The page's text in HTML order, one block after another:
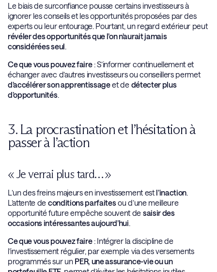
Le biais de surconfiance pousse certains investisseurs à
ignorer les conseils et les opportunités proposées par des
experts ou leur entourage. Pourtant, un regard extérieur peut
révéler des opportunités que l’on n’aurait jamais
considérées seul.
Ce que vous pouvez faire: S’informer continuellement et
échanger avec d’autres investisseurs ou conseillers permet
d’accélérer son apprentissageet de détecter plus
d’opportunités.
3. La procrastination et l’hésitation à
passer à l’action
« Je verrai plus tard… »
L’un des freins majeurs en investissement est l’inaction.
L’attente de conditions parfaitesou d’une meilleure
opportunité future empêche souvent de saisir des
occasions intéressantes aujourd’hui.
Ce que vous pouvez faire: Intégrer la discipline de
l’investissement régulier, par exemple via des versements
programmés sur un PER, une assurance-vie ou un